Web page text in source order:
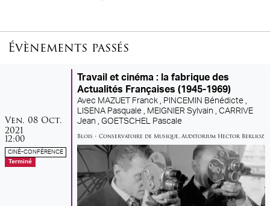
Évènements passés
vendredi
Ven. 08 octobre
Oct.
2021
12:00
CINÉ-CONFÉRENCE
Terminé
Travail et cinéma : la fabrique des
Actualités Françaises (1945-1969)
Avec MAZUET Franck , PINCEMIN Bénédicte ,
LISENA Pasquale , MEIGNIER Sylvain , CARRIVE
Jean , GOETSCHEL Pascale
Blois • Conservatoire de Musique, Auditorium Hector Berlioz